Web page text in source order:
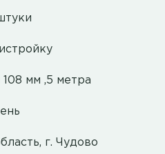
108 мм ,5 метра
г. Чудово